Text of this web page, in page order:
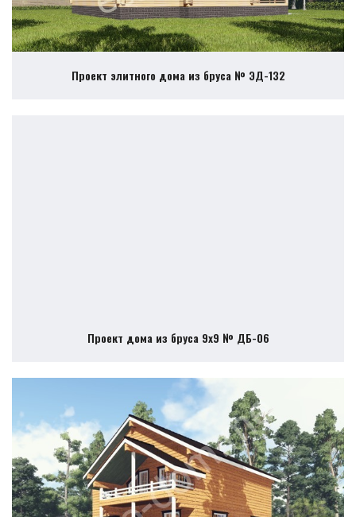
Проект элитного дома из бруса № ЭД-132
Проект дома из бруса 9х9 № ДБ-06